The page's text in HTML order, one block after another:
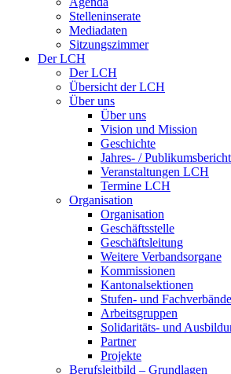
Stelleninserate
Mediadaten
Sitzungszimmer
Der LCH
Der LCH
Übersicht der LCH
Über uns
Über uns
Vision und Mission
Geschichte
Jahres- /
Veranstaltungen LCH
Termine LCH
Organisation
Organisation
Geschäftsstelle
Geschäftsleitung
Weitere Verbandsorgane
Kommissionen
Kantonalsektionen
Stufen- und Fachverbände
Arbeitsgruppen
Solidaritäts- und
Partner
Projekte
Berufsleitbild – Grundlagen